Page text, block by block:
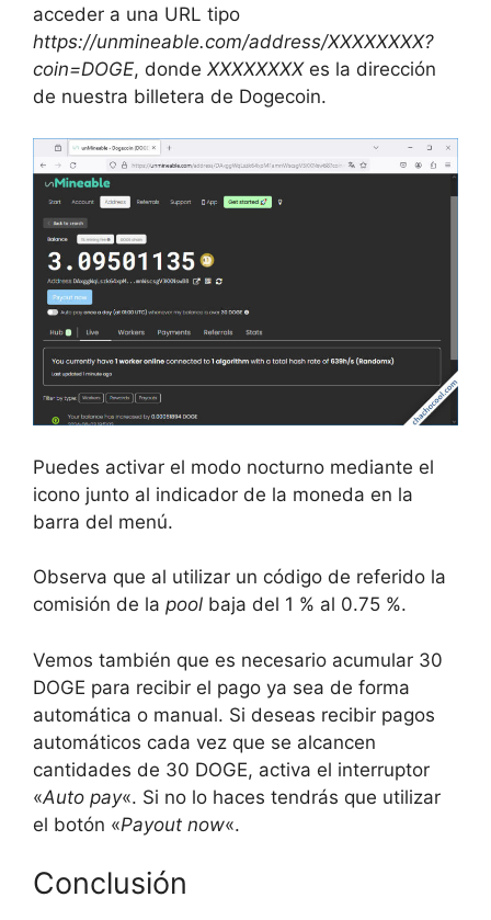
acceder a una URL tipo
https://unmineable.com/address/XXXXXXXX?
coin=DOGE, donde XXXXXXXXes la dirección
de nuestra billetera de Dogecoin.
Puedes activar el modo nocturno mediante el
icono junto al indicador de la moneda en la
barra del menú.
Observa que al utilizar un código de referido la
comisión de la pool baja del 1 % al 0.75 %.
Vemos también que es necesario acumular 30
DOGE para recibir el pago ya sea de forma
automática o manual. Si deseas recibir pagos
automáticos cada vez que se alcancen
cantidades de 30 DOGE, activa el interruptor
«Auto pay«. Si no lo haces tendrás que utilizar
el botón «Payout now«.
Conclusión